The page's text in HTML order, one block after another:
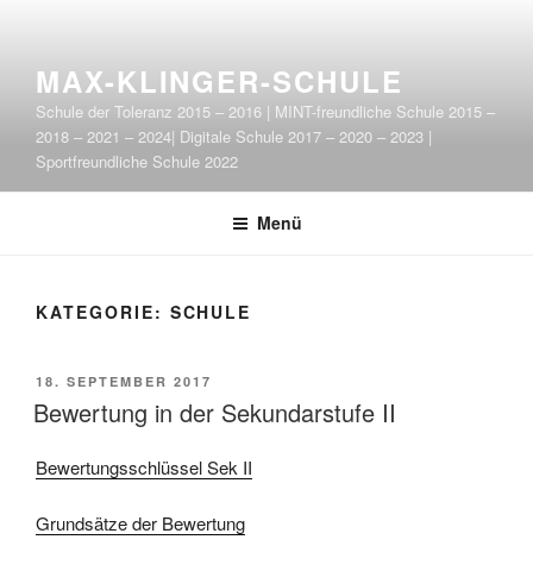
springenMAX-KLINGER-SCHULE
Schule der Toleranz 2015 – 2016 | MINT-freundliche Schule 2015 –
2018 – 2021 – 2024| Digitale Schule 2017 – 2020 – 2023 |
Sportfreundliche Schule 2022
Menü
KATEGORIE: SCHULE
VERÖFFENTLICHT
AM
18. SEPTEMBER 2017
Bewertung in der Sekundarstufe II
Bewertungsschlüssel Sek II
Grundsätze der Bewertung